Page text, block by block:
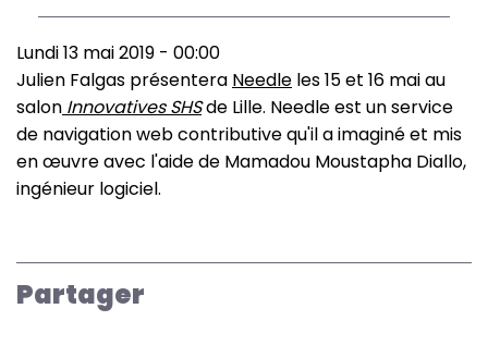
Lundi 13 mai 2019 - 00:00
Julien Falgas présentera Needle les 15 et 16 mai au
salon Innovatives SHSde Lille. Needle est un service
de navigation web contributive qu'il a imaginé et mis
en œuvre avec l'aide de Mamadou Moustapha Diallo,
ingénieur logiciel.
Partager